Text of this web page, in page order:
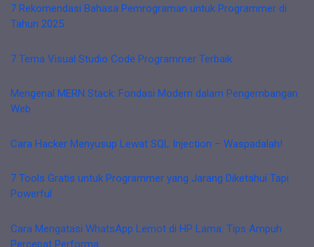
7 Rekomendasi Bahasa Pemrograman untuk Programmer di
Tahun 2025
7 Tema Visual Studio Code Programmer Terbaik
Mengenal MERN Stack: Fondasi Modern dalam Pengembangan
Web
Cara Hacker Menyusup Lewat SQL Injection – Waspadalah!
7 Tools Gratis untuk Programmer yang Jarang Diketahui Tapi
Powerful
Cara Mengatasi WhatsApp Lemot di HP Lama: Tips Ampuh
Percepat Performa